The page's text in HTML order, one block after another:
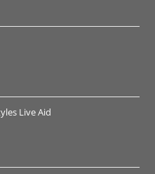
Live Aid